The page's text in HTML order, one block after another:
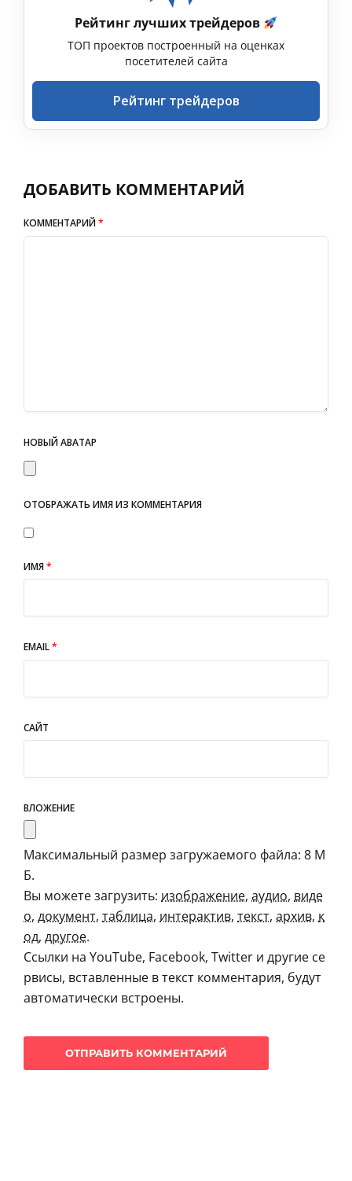
Рейтинг лучших трейдеров
ТОП проектов построенный на оценках
посетителей сайта
Рейтинг трейдеров
ДОБАВИТЬ КОММЕНТАРИЙ
КОММЕНТАРИЙ*
НОВЫЙ АВАТАР
ОТОБРАЖАТЬ ИМЯ ИЗ КОММЕНТАРИЯ
ИМЯ*
EMAIL*
САЙТ
ВЛОЖЕНИЕ
Максимальный размер загружаемого файла: 8 М
Б.
Вы можете загрузить: изображение, аудио, виде
о, документ, таблица, интерактив, текст, архив, к
од, другое.
Ссылки на YouTube, Facebook, Twitter и другие се
рвисы, вставленные в текст комментария, будут
автоматически встроены.